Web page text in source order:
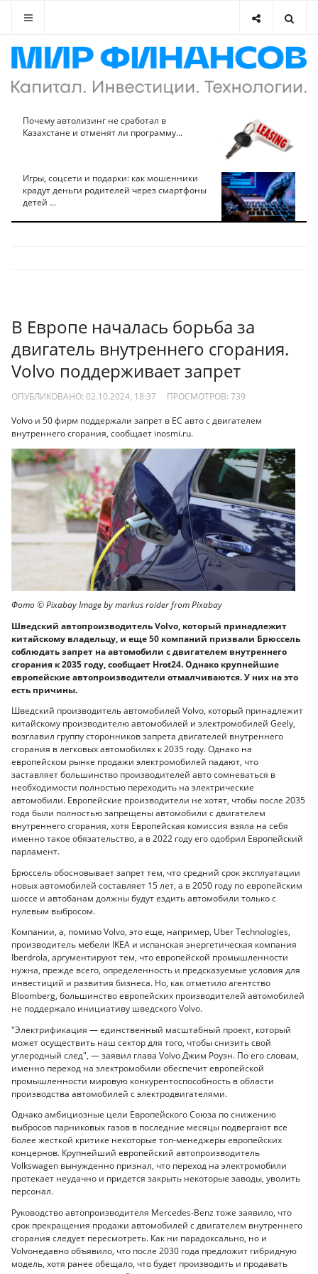
Почему автолизинг не сработал в
Казахстане и отменят ли программу...
Игры, соцсети и подарки: как мошенники
крадут деньги родителей через смартфоны
детей ...
В Европе началась борьба за
двигатель внутреннего сгорания.
Volvo поддерживает запрет
ОПУБЛИКОВАНО: 02.10.2024, 18:37 ПРОСМОТРОВ: 739
Volvo и 50 фирм поддержали запрет в ЕС авто с двигателем
внутреннего сгорания, сообщает inosmi.ru.
Фото © Pixabay Image by markus roider from Pixabay
Шведский автопроизводитель Volvo, который принадлежит
китайскому владельцу, и еще 50 компаний призвали Брюссель
соблюдать запрет на автомобили с двигателем внутреннего
сгорания к 2035 году, сообщает Hrot24. Однако крупнейшие
европейские автопроизводители отмалчиваются. У них на это
есть причины.
Шведский производитель автомобилей Volvo, который принадлежит
китайскому производителю автомобилей и электромобилей Geely,
возглавил группу сторонников запрета двигателей внутреннего
сгорания в легковых автомобилях к 2035 году. Однако на
европейском рынке продажи электромобилей падают, что
заставляет большинство производителей авто сомневаться в
необходимости полностью переходить на электрические
автомобили. Европейские производители не хотят, чтобы после 2035
года были полностью запрещены автомобили с двигателем
внутреннего сгорания, хотя Европейская комиссия взяла на себя
именно такое обязательство, а в 2022 году его одобрил Европейский
парламент.
Брюссель обосновывает запрет тем, что средний срок эксплуатации
новых автомобилей составляет 15 лет, а в 2050 году по европейским
шоссе и автобанам должны будут ездить автомобили только с
нулевым выбросом.
Компании, а, помимо Volvo, это еще, например, Uber Technologies,
производитель мебели IKEA и испанская энергетическая компания
Iberdrola, аргументируют тем, что европейской промышленности
нужна, прежде всего, определенность и предсказуемые условия для
инвестиций и развития бизнеса. Но, как отметило агентство
Bloomberg, большинство европейских производителей автомобилей
не поддержало инициативу шведского Volvo.
"Электрификация — единственный масштабный проект, который
может осуществить наш сектор для того, чтобы снизить свой
углеродный след", — заявил глава Volvo Джим Роуэн. По его словам,
именно переход на электромобили обеспечит европейской
промышленности мировую конкурентоспособность в области
производства автомобилей с электродвигателями.
Однако амбициозные цели Европейского Союза по снижению
выбросов парниковых газов в последние месяцы подвергают все
более жесткой критике некоторые топ-менеджеры европейских
концернов. Крупнейший европейский автопроизводитель
Volkswagen вынужденно признал, что переход на электромобили
протекает неудачно и придется закрыть некоторые заводы, уволить
персонал.
Руководство автопроизводителя Mercedes-Benz тоже заявило, что
срок прекращения продажи автомобилей с двигателем внутреннего
сгорания следует пересмотреть. Как ни парадоксально, но и
Volvoнедавно объявило, что после 2030 года предложит гибридную
модель, хотя ранее обещало, что будет производить и продавать